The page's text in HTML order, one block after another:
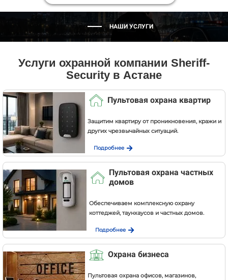
НАШИ УСЛУГИ
Услуги охранной компании Sheriff-
Security в Астане
Пультовая охрана квартир
Защитим квартиру от проникновения, кражи и
других чрезвычайных ситуаций.
Подробнее
Пультовая охрана частных
домов
Обеспечиваем комплексную охрану
коттеджей, таунхаусов и частных домов.
Подробнее
Охрана бизнеса
Пультовая охрана офисов, магазинов,